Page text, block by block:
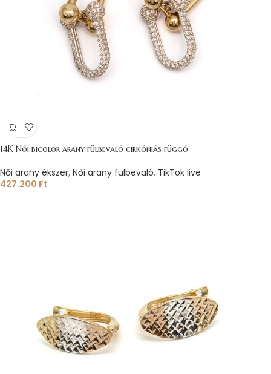
14K Női bicolor arany fülbevaló cirkóniás függő
Női arany ékszer, Női arany fülbevaló, TikTok live
427.200 Ft